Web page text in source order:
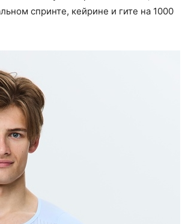
спринте, кейрине и гите на 1000